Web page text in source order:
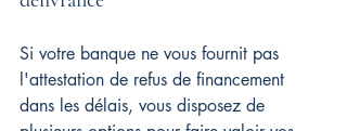
Si votre banque ne vous fournit pas
l'attestation de refus de financement
dans les délais, vous disposez de